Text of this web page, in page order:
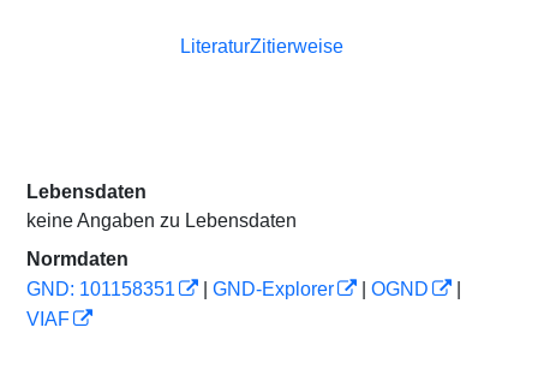
LiteraturZitierweise
Lebensdaten
keine Angaben zu Lebensdaten
Normdaten
GND: 101158351
GND-Explorer OGND
VIAF